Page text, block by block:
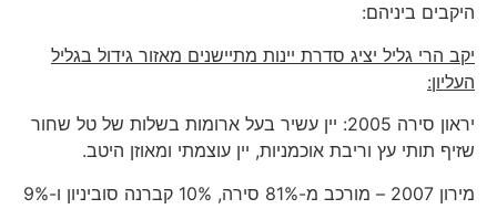
היקבים ביניהם:
יקב הרי גליל יציג סדרת יינות מתיישנים מאזור גידול בגליל
העליון:
יראון סירה 2005: יין עשיר בעל ארומות בשלות של טל שחור
שזיף תותי עץ וריבת אוכמניות, יין עוצמתי ומאוזן היטב.
מירון 2007 – מורכב מ-81% סירה, 10% קברנה סוביניון ו-9%